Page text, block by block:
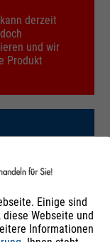
derzeit
und wir
Produkt
Einige sind
Webseite und
Informationen